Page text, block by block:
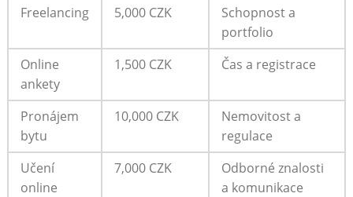
Freelancing 5,000 CZK
Schopnost ‍a‌
portfolio
Online
ankety
1,500 ⁣CZK Čas ​a registrace
Pronájem
bytu
10,000 CZK
Nemovitost a⁤
regulace
Učení
online
7,000 CZK
Odborné ⁣znalosti
a komunikace